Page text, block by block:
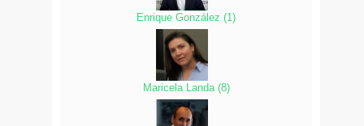
Enrique González (1)
Maricela Landa (8)